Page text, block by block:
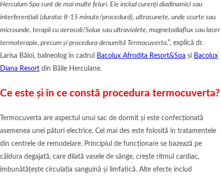
Herculum Spa sunt de mai multe feluri. Ele includ curenți diadinamici sau
interferențiali (durata: 8-15 minute/procedură), ultrasunete, unde scurte sau
microunde, terapii cu aerosoli/Solux sau ultraviolete, magnetodiaflux sau laser
termoterapie, precum și procedura denumită Termocuverta.”, explică dr.
Larisa Băloi, balneolog în cadrul
Bacolux Afrodita Resort&Spa și Bacolux
Diana Resort din Băile Herculane.
Ce este și în ce constă procedura termocuverta?
Termocuverta are aspectul unui sac de dormit și este confecționată
asemenea unei pături electrice. Cel mai des este folosită în tratamentele
din centrele de remodelare. Principiul de funcționare se bazează pe
căldura degajată, care dilată vasele de sânge, crește ritmul cardiac,
îmbunătățește circulația sanguină și limfatică. Alte efecte includ